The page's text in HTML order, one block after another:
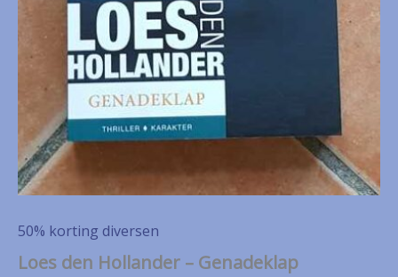
50% korting diversen
Loes den Hollander – Genadeklap